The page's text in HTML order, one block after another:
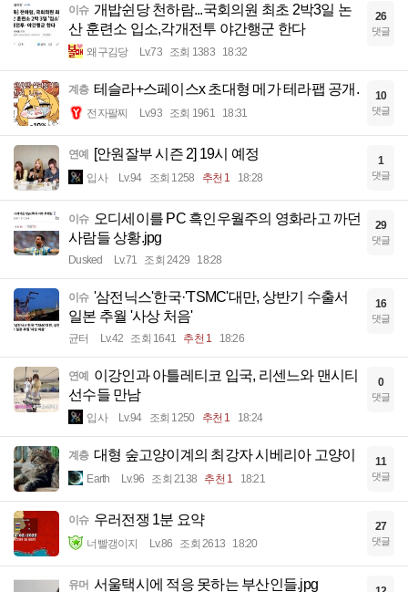
이슈 개밥쉰당 천하람...국회의원 최초 2박3일 논
산 훈련소 입소,각개전투 야간행군 한다
왜구김당 Lv.73 조회 1383 18:32
26
댓글
계층 테슬라+스페이스x 초대형 메가 테라팹 공개.
전자팔찌 Lv.93 조회 1961 18:31
10
댓글
연예 [안원잘부 시즌 2] 19시 예정
입사 Lv.94 조회 1258 추천 1 18:28
1
댓글
이슈 오디세이를 PC 흑인우월주의 영화라고 까던
사람들 상황.jpg
Dusked Lv.71 조회 2429 18:28
29
댓글
이슈 '삼전닉스'한국·'TSMC'대만, 상반기 수출서
일본 추월 '사상 처음'
균터 Lv.42 조회 1641 추천 1 18:26
16
댓글
연예 이강인과 아틀레티코 입국, 리센느와 맨시티
선수들 만남
입사 Lv.94 조회 1250 추천 1 18:24
0
댓글
계층 대형 숲고양이계의 최강자 시베리아 고양이
Earth Lv.96 조회 2138 추천 1 18:21
11
댓글
이슈 우러전쟁 1분 요약
너빨갱이지 Lv.86 조회 2613 18:20
27
댓글
유머 서울택시에 적응 못하는 부산인들.jpg